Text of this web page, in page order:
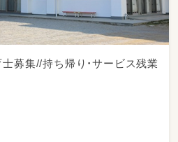
士募集//持ち帰り・サービス残業